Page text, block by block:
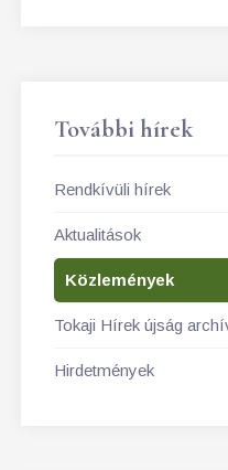
További hírek
Rendkívüli hírek
Aktualitások
Közlemények
Tokaji Hírek újság
Hirdetmények